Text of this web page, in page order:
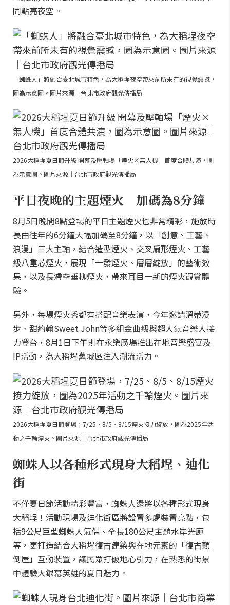
同點亮夜空。
「蜘蛛人」將融合臺北城市特色，為大稻埕夜空帶來前所未有的視覺震撼，
圖為示意圖。圖片來源｜台北市政府觀光傳播局
2026大稻埕夏日節升級 開幕及壓軸場「煙火×無人機」首度合體共演，圖
為示意圖。圖片來源｜台北市政府觀光傳播局
平日夜晚的主題煙火 加碼為8分鐘
8月5日晚間8點登場的平日主題煙火也非常精彩，施放時
長由往年的6分鐘大幅加碼至8分鐘，以「創意、工藝、
浪漫」三大主軸，結合造型煙火、交叉扇形煙火、工藝
級八重芯煙火，展現「一發煙火、層層綻放」的藝術效
果，以及長滯空垂柳煙火，帶來耳目一新的煙火觀賞體
驗。
另外，每場煙火秀都有搭配音樂表演，今年邀請溫蒂漫
步、甜約翰Sweet John等多組金曲級與超人氣音樂人接
力登台，8月1日下午則在永樂廣場推出在地音樂盛宴及
IP活動，為大稻埕舊城區注入潮流活力。
2026大稻埕夏日節登場，7/25、8/5、8/15煙火接力綻放，圖為2025年活
動之千輪煙火。圖片來源｜台北市政府觀光傳播局
蜘蛛人以各種形式現身大稻埕、迪化
街
不僅夏日節活動精彩豐富，蜘蛛人還將以各種形式現身
大稻埕！活動現場及迪化街區將設置多處裝置亮點，包
括9公尺巨型蜘蛛人氣偶、全長180公尺主題水岸光廊
等，更打造結合大稻埕復古建築與在地元素的「復古顛
倒屋」互動裝置，讓民眾打破地心引力，在熟悉的街景
中體驗大銀幕英雄的夏日魅力。